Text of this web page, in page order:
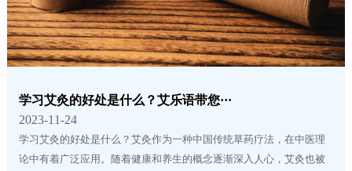
学习艾灸的好处是什么？艾乐语带您···
2023-11-24
学习艾灸的好处是什么？艾灸作为一种中国传统草药疗法，在中医理
论中有着广泛应用。随着健康和养生的概念逐渐深入人心，艾灸也被